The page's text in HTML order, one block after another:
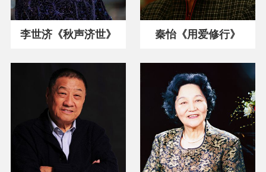
李世济《秋声济世》 秦怡《用爱修行》